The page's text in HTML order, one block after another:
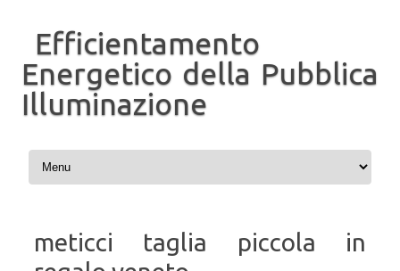
Efficientamento
Energetico della Pubblica
Illuminazione
Vai al contenuto
meticci taglia piccola in